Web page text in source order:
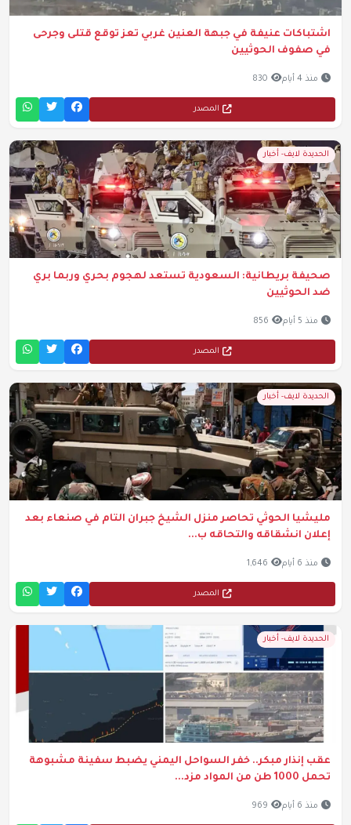
اشتباكات عنيفة في جبهة العنين غربي تعز توقع قتلى وجرحى
في صفوف الحوثيين
منذ 4 أيام 830
المصدر
الحديدة لايف- أخبار
صحيفة بريطانية: السعودية تستعد لهجوم بحري وربما بري
ضد الحوثيين
منذ 5 أيام 856
المصدر
الحديدة لايف- أخبار
مليشيا الحوثي تحاصر منزل الشيخ جبران التام في صنعاء بعد
إعلان انشقاقه والتحاقه ب...
منذ 6 أيام 1,646
المصدر
الحديدة لايف- أخبار
عقب إنذار مبكر.. خفر السواحل اليمني يضبط سفينة مشبوهة
تحمل 1000 طن من المواد مزد...
منذ 6 أيام 969